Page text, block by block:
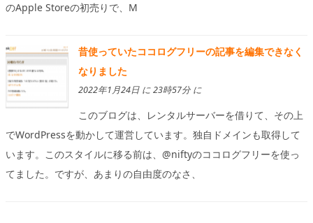
のApple Storeの初売りで、M
昔使っていたココログフリーの記事を編集できなく
なりました
2022年1月24日 に 23時57分 に
このブログは、レンタルサーバーを借りて、その上
でWordPressを動かして運営しています。独自ドメインも取得して
います。このスタイルに移る前は、@niftyのココログフリーを使っ
てました。ですが、あまりの自由度のなさ、